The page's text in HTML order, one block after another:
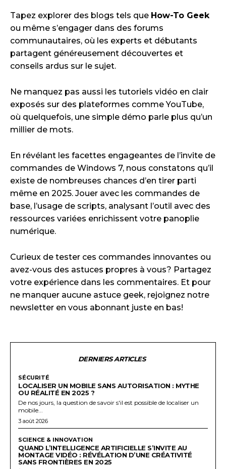
Tapez explorer des blogs tels que How-To Geek
ou même s’engager dans des forums
communautaires, où les experts et débutants
partagent généreusement découvertes et
conseils ardus sur le sujet.
Ne manquez pas aussi les tutoriels vidéo en clair
exposés sur des plateformes comme YouTube,
où quelquefois, une simple démo parle plus qu’un
millier de mots.
En révélant les facettes engageantes de l’invite de
commandes de Windows 7, nous constatons qu’il
existe de nombreuses chances d’en tirer parti
même en 2025. Jouer avec les commandes de
base, l’usage de scripts, analysant l’outil avec des
ressources variées enrichissent votre panoplie
numérique.
Curieux de tester ces commandes innovantes ou
avez-vous des astuces propres à vous? Partagez
votre expérience dans les commentaires. Et pour
ne manquer aucune astuce geek, rejoignez notre
newsletter en vous abonnant juste en bas!
DERNIERS ARTICLES
SÉCURITÉ
LOCALISER UN MOBILE SANS AUTORISATION : MYTHE
OU RÉALITÉ EN 2025 ?
De nos jours, la question de savoir s'il est possible de localiser un
mobile...
3 août 2026
SCIENCE & INNOVATION
QUAND L’INTELLIGENCE ARTIFICIELLE S’INVITE AU
MONTAGE VIDÉO : RÉVÉLATION D’UNE CRÉATIVITÉ
SANS FRONTIÈRES EN 2025